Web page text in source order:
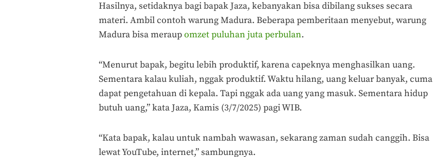
Hasilnya, setidaknya bagi bapak Jaza, kebanyakan bisa dibilang sukses secara
materi. Ambil contoh warung Madura. Beberapa pemberitaan menyebut, warung
Madura bisa meraupomzet puluhan juta perbulan.
“Menurut bapak, begitu lebih produktif, karena capeknya menghasilkan uang.
Sementara kalau kuliah, nggak produktif. Waktu hilang, uang keluar banyak, cuma
dapat pengetahuan di kepala. Tapi nggak ada uang yang masuk. Sementara hidup
butuh uang,” kata Jaza, Kamis (3/7/2025) pagi WIB.
“Kata bapak, kalau untuk nambah wawasan, sekarang zaman sudah canggih. Bisa
lewat YouTube, internet,” sambungnya.